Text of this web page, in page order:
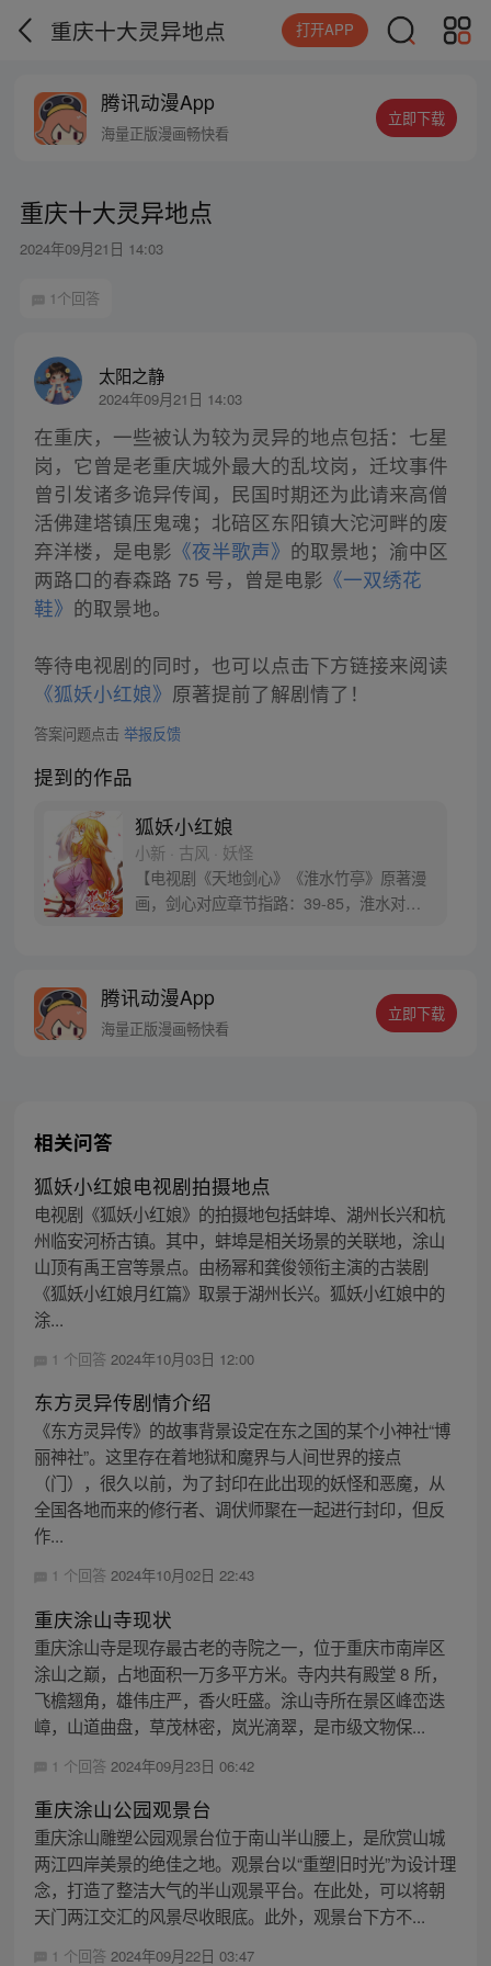
重庆十大灵异地点 打开APP
腾讯动漫App
海量正版漫画畅快看
立即下载
重庆十大灵异地点
2024年09月21日 14:03
1个回答
太阳之静
2024年09月21日 14:03
在重庆，一些被认为较为灵异的地点包括：七星
岗，它曾是老重庆城外最大的乱坟岗，迁坟事件
曾引发诸多诡异传闻，民国时期还为此请来高僧
活佛建塔镇压鬼魂；北碚区东阳镇大沱河畔的废
弃洋楼，是电影 《夜半歌声》 的取景地；渝中区
两路口的春森路 75 号，曾是电影 《一双绣花
鞋》 的取景地。
等待电视剧的同时，也可以点击下方链接来阅读
《狐妖小红娘》 原著提前了解剧情了！
答案问题点击 举报反馈
提到的作品
狐妖小红娘
小新 · 古风 · 妖怪
【电视剧《天地剑心》《淮水竹亭》原著漫
画，剑心对应章节指路：39-85，淮水对应
腾讯动漫App
海量正版漫画畅快看
立即下载
相关问答
狐妖小红娘电视剧拍摄地点
电视剧《狐妖小红娘》的拍摄地包括蚌埠、湖州长兴和杭
州临安河桥古镇。其中，蚌埠是相关场景的关联地，涂山
山顶有禹王宫等景点。由杨幂和龚俊领衔主演的古装剧
《狐妖小红娘月红篇》取景于湖州长兴。狐妖小红娘中的
涂...
1 个回答 2024年10月03日 12:00
东方灵异传剧情介绍
《东方灵异传》的故事背景设定在东之国的某个小神社“博
丽神社”。这里存在着地狱和魔界与人间世界的接点
（门），很久以前，为了封印在此出现的妖怪和恶魔，从
全国各地而来的修行者、调伏师聚在一起进行封印，但反
作...
1 个回答 2024年10月02日 22:43
重庆涂山寺现状
重庆涂山寺是现存最古老的寺院之一，位于重庆市南岸区
涂山之巅，占地面积一万多平方米。寺内共有殿堂 8 所，
飞檐翘角，雄伟庄严，香火旺盛。涂山寺所在景区峰峦迭
嶂，山道曲盘，草茂林密，岚光滴翠，是市级文物保...
1 个回答 2024年09月23日 06:42
重庆涂山公园观景台
重庆涂山雕塑公园观景台位于南山半山腰上，是欣赏山城
两江四岸美景的绝佳之地。观景台以“重塑旧时光”为设计理
念，打造了整洁大气的半山观景平台。在此处，可以将朝
天门两江交汇的风景尽收眼底。此外，观景台下方不...
1 个回答 2024年09月22日 03:47